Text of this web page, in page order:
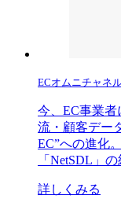
ECオムニチャネ
今、EC事業
流・顧客デー
EC”への進化
「NetSDL」
詳しくみる